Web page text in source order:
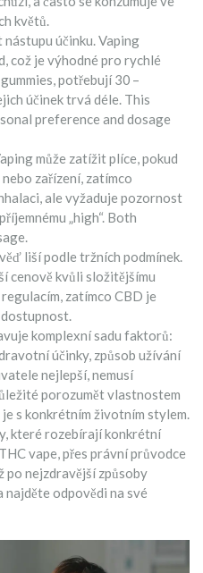
květů.
účinku. Vaping
což je výhodné pro rychlé
potřebují 30 –
účinek trvá déle. This
preference and dosage
může zatížit plíce, pokud
zařízení, zatímco
ale vyžaduje pozornost
„high“. Both
liší podle tržních podmínek.
cenově kvůli složitějšímu
zatímco CBD je
komplexní sadu faktorů:
účinky, způsob užívání
nejlepší, nemusí
porozumět vlastnostem
s konkrétním životním stylem.
které rozebírají konkrétní
vape, přes právní průvodce
po nejzdravější způsoby
odpovědi na své